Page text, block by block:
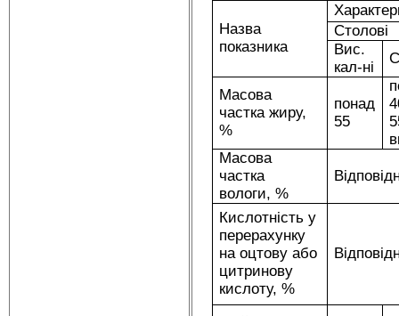
Назва
показника
Столові
Вис.
кал-ні
Масова
частка жиру,
%
понад
55
Масова
частка
вологи, %
Кислотність у
перерахунку
на оцтову або
цитринову
кислоту, %